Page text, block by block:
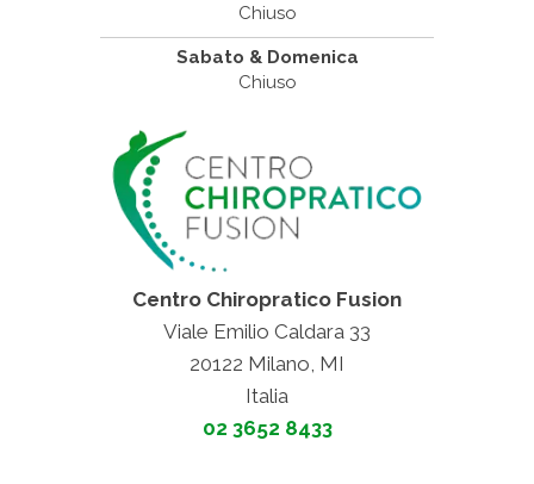
Chiuso
Sabato & Domenica
Chiuso
Centro Chiropratico Fusion
Viale Emilio Caldara 33
20122 Milano, MI
Italia
02 3652 8433